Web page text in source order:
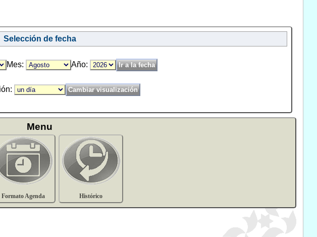
Selección de fecha
Mes: Año:
Menu
Formato Agenda Histórico